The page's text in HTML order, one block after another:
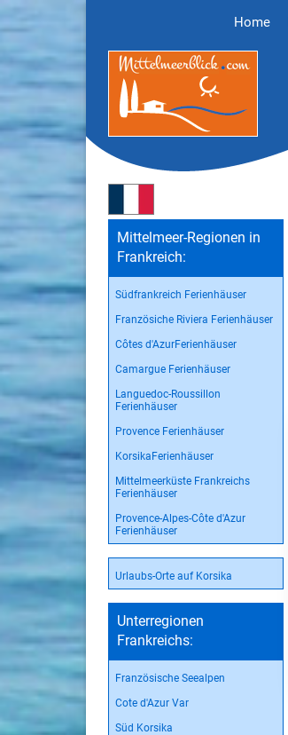
Home
Mittelmeer-Regionen in
Frankreich:
Südfrankreich Ferienhäuser
Französiche Riviera Ferienhäuser
Côtes d'AzurFerienhäuser
Camargue Ferienhäuser
Languedoc-Roussillon
Ferienhäuser
Provence Ferienhäuser
KorsikaFerienhäuser
Mittelmeerküste Frankreichs
Ferienhäuser
Provence-Alpes-Côte d'Azur
Ferienhäuser
Urlaubs-Orte auf Korsika
Unterregionen
Frankreichs:
Französische Seealpen
Cote d'Azur Var
Süd Korsika